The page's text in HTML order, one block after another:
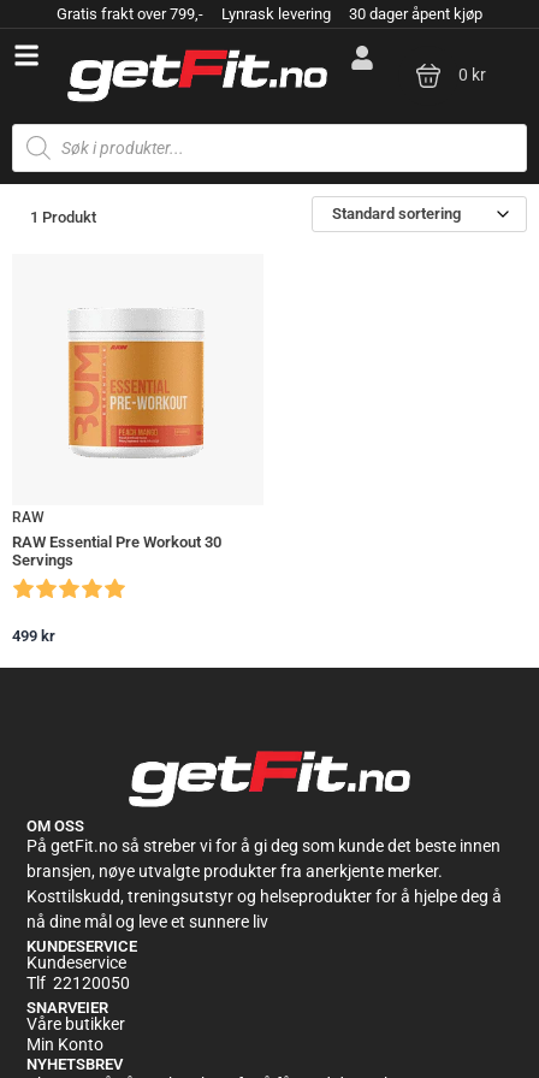
Gratis frakt over 799,- Lynrask levering 30 dager åpent kjøp
0 kr
Standard sortering
1 Produkt
RAW
RAW Essential Pre Workout 30
Servings
499 kr
OM OSS
På getFit.no så streber vi for å gi deg som kunde det beste innen
bransjen, nøye utvalgte produkter fra anerkjente merker.
Kosttilskudd, treningsutstyr og helseprodukter for å hjelpe deg å
nå dine mål og leve et sunnere liv
KUNDESERVICE
Kundeservice
Tlf 22120050
SNARVEIER
Våre butikker
Min Konto
NYHETSBREV